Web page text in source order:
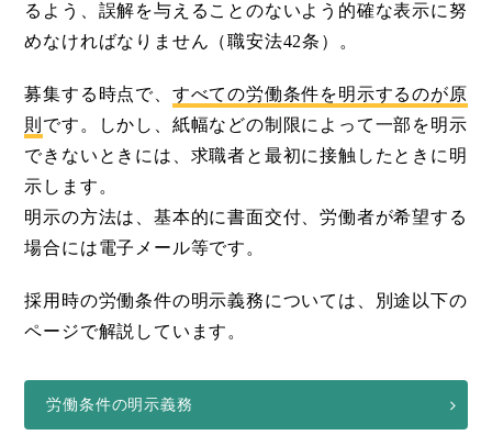
るよう、誤解を与えることのないよう的確な表示に努
めなければなりません（職安法42条）。
募集する時点で、 すべての労働条件を明示するのが原
則 です。しかし、紙幅などの制限によって一部を明示
できないときには、求職者と最初に接触したときに明
示します。
明示の方法は、基本的に書面交付、労働者が希望する
場合には電子メール等です。
採用時の労働条件の明示義務については、別途以下の
ページで解説しています。
労働条件の明示義務